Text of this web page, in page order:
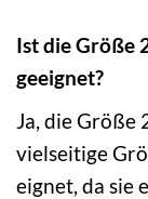
Ist die Größe
geeignet?
Ja, die Größe
vielseitige
eignet, da sie